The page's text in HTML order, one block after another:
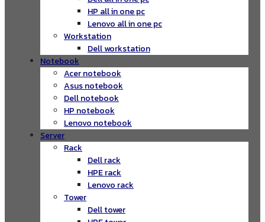
HP all in one pc
Lenovo all in one pc
Workstation
Dell workstation
Notebook
Acer notebook
Asus notebook
Dell notebook
HP notebook
Lenovo notebook
Server
Rack
Dell rack
HPE rack
Lenovo rack
Tower
Dell tower